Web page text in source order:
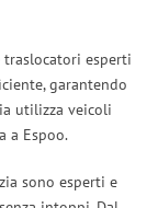
traslocatori esperti
garantendo
utilizza veicoli
a Espoo.
sono esperti e